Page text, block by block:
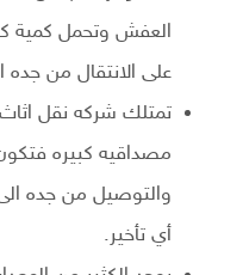
العفش وتحمل كمية
على الانتقال من
تمتلك شركه نقل
مصداقيه كبيره
والتوصيل من جده
أي تأخير.